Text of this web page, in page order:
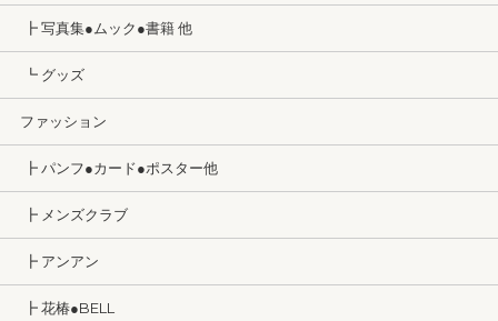
┣ 写真集●ムック●書籍 他
┗ グッズ
ファッション
┣ パンフ●カード●ポスター他
┣ メンズクラブ
┣ アンアン
┣ 花椿●BELL